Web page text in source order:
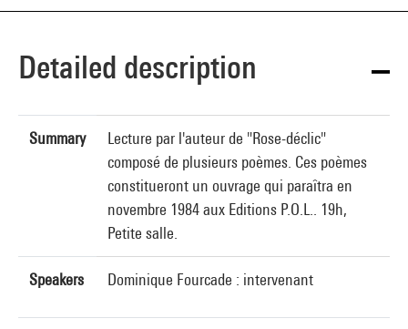
Detailed description
Summary
Lecture par l'auteur de "Rose-déclic"
composé de plusieurs poèmes. Ces poèmes
constitueront un ouvrage qui paraîtra en
novembre 1984 aux Editions P.O.L.. 19h,
Petite salle.
Speakers Dominique Fourcade : intervenant